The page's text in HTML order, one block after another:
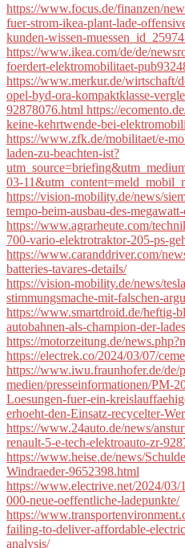
https://www.focus.de/finanzen/
fuer-strom-ikea-plant-lade-
kunden-wissen-
https://www.ikea.com/de/de/
foerdert-elektromobilitaet-
https://www.merkur.de/wirtschaft/
opel-byd-ora-kompaktklasse-
92878076.html https://
keine-kehrtwende-bei-
https://www.zfk.de/mobilitaet/e-
laden-zu-beachten-ist?
03-
https://vision-mobility.de/news/
tempo-beim-ausbau-des-
https://www.agrarheute.com/
700-vario-elektrotraktor-205-ps-
https://www.caranddriver.com/
batteries-tavares-details/
https://vision-mobility.de/news/
stimmungsmache-mit-falschen-
https://www.smartdroid.de/heftig-
autobahnen-als-champion-der-
https://motorzeitung.de/
https://electrek.co/2024/03/07/
https://www.iwu.fraunhofer.de/de/
medien/presseinformationen/PM-
Loesungen-fuer-ein-
erhoeht-den-Einsatz-recycelter-
https://www.24auto.de/news/
renault-5-e-tech-elektroauto-zr-
https://www.heise.de/news/
Windraeder-9652398.html
https://www.electrive.net/2024/03/
000-neue-oeffentliche-ladepunkte/
https://
failing-to-deliver-affordable-
analysis/